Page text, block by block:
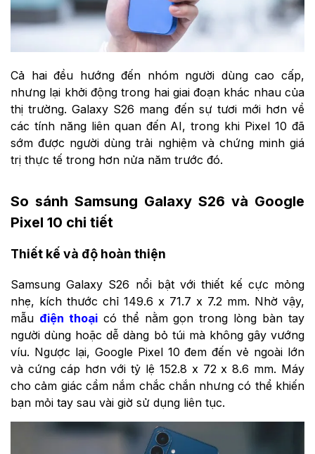
Cả hai đều hướng đến nhóm người dùng cao cấp,
nhưng lại khởi động trong hai giai đoạn khác nhau của
thị trường. Galaxy S26 mang đến sự tươi mới hơn về
các tính năng liên quan đến AI, trong khi Pixel 10 đã
sớm được người dùng trải nghiệm và chứng minh giá
trị thực tế trong hơn nửa năm trước đó.
So sánh Samsung Galaxy S26 và Google
Pixel 10 chi tiết
Thiết kế và độ hoàn thiện
Samsung Galaxy S26 nổi bật với thiết kế cực mỏng
nhẹ, kích thước chỉ 149.6 x 71.7 x 7.2 mm. Nhờ vậy,
mẫu điện thoạicó thể nằm gọn trong lòng bàn tay
người dùng hoặc dễ dàng bỏ túi mà không gây vướng
víu. Ngược lại, Google Pixel 10 đem đến vẻ ngoài lớn
và cứng cáp hơn với tỷ lệ 152.8 x 72 x 8.6 mm. Máy
cho cảm giác cầm nắm chắc chắn nhưng có thể khiến
bạn mỏi tay sau vài giờ sử dụng liên tục.